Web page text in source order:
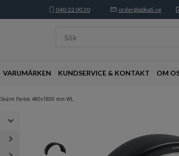
040-22 00 20 order@abkati.se
Sök
VARUMÄRKEN KUNDSERVICE & KONTAKT OM
Skärm Parlok 480x1800 mm WL